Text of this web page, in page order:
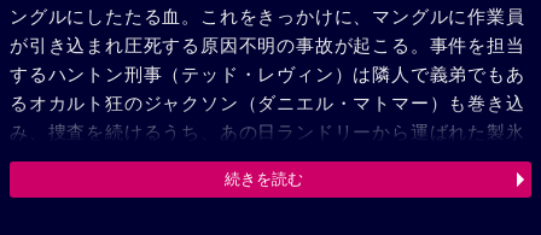
ングルにしたたる血。これをきっかけに、マングルに作業員
が引き込まれ圧死する原因不明の事故が起こる。事件を担当
するハントン刑事（テッド・レヴィン）は隣人で義弟でもあ
るオカルト狂のジャクソン（ダニエル・マトマー）も巻き込
み、捜査を続けるうち、あの日ランドリーから運ばれた製氷
機が子供を窒息死させたことを知る。怪現象に混乱し、製氷
機に斧をふるったハントンは来合わせた老カメラマンととも
続きを読む